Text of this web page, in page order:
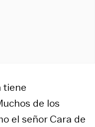
tiene
de los
el señor Cara de